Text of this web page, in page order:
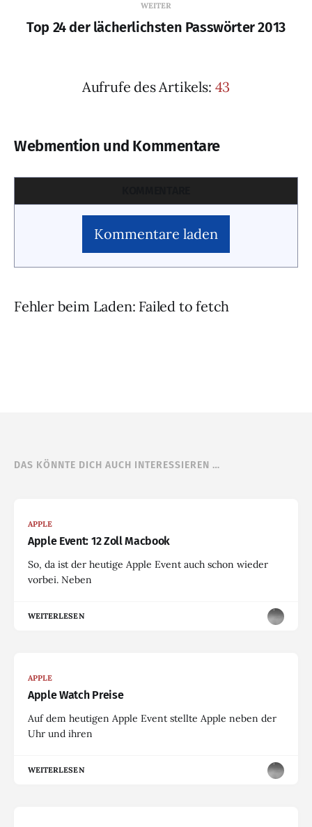
WEITER
Top 24 der lächerlichsten Passwörter 2013
Aufrufe des Artikels: 43
Webmention und Kommentare
Kommentare laden
Fehler beim Laden: Failed to fetch
DAS KÖNNTE DICH AUCH INTERESSIEREN …
APPLE
Apple Event: 12 Zoll Macbook
So, da ist der heutige Apple Event auch schon wieder
vorbei. Neben
WEITERLESEN
APPLE
Apple Watch Preise
Auf dem heutigen Apple Event stellte Apple neben der
Uhr und ihren
WEITERLESEN